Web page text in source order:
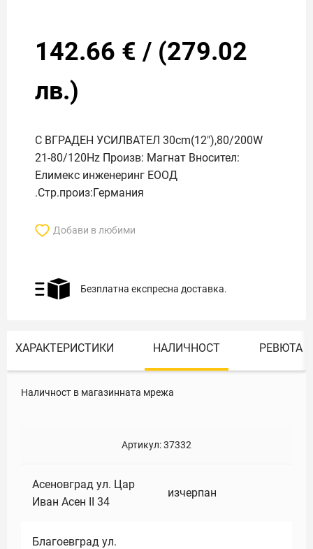
142.66 € / (279.02
лв.)
С ВГРАДЕН УСИЛВАТЕЛ 30cm(12"),80/200W
21-80/120Hz Произв: Магнат Вносител:
Елимекс инженеринг ЕООД
.Стр.произ:Германия
Добави в любими
Безплатна експресна доставка.
ХАРАКТЕРИСТИКИ НАЛИЧНОСТ РЕВЮТА
Наличност в магазинната мрежа
Артикул:37332
Асеновград ул. Цар
Иван Асен II 34
изчерпан
Благоевград ул.